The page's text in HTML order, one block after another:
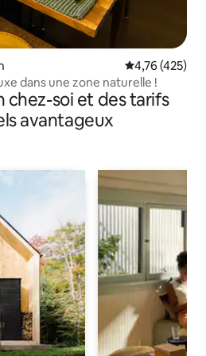
Évaluation
4,76 (425)
dans une zone naturelle !
chez-soi et des tarifs
avantageux